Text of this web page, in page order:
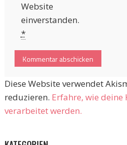
Website
einverstanden.
*
Diese Website verwendet
reduzieren. Erfahre, wie
verarbeitet werden.